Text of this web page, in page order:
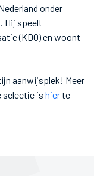
onder
Hij speelt
(KDO) en woont
aanwijsplek! Meer
selectie is hierte